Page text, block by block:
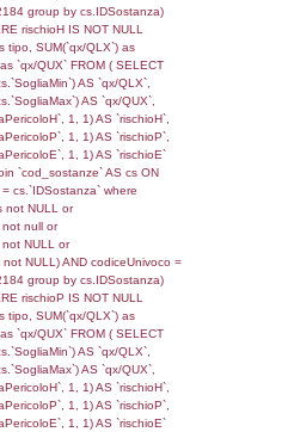
=
f_territori_limitrofi.Distanza,
FROM f_territori_limitrofi
ON
=
=